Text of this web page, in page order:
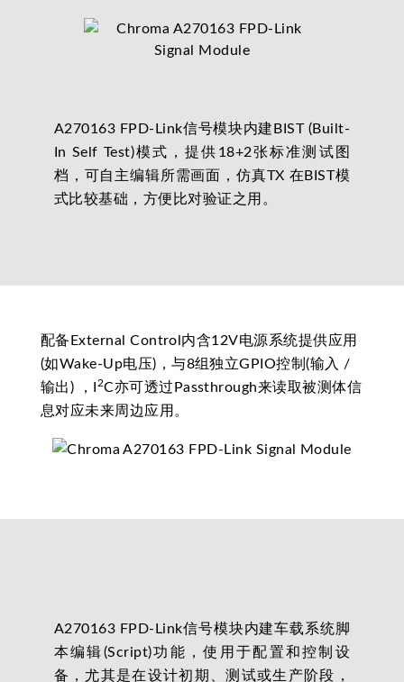
A270163 FPD-Link信号模块内建BIST (Built-
In Self Test)模式，提供18+2张标准测试图
档，可自主编辑所需画面，仿真TX 在BIST模
式比较基础，方便比对验证之用。
配备External Control内含12V电源系统提供应用
(如Wake-Up电压)，与8组独立GPIO控制(输入 /
输出) ，I
2C亦可透过Passthrough来读取被测体信
息对应未来周边应用。
A270163 FPD-Link信号模块内建车载系统脚
本编辑(Script)功能，使用于配置和控制设
备，尤其是在设计初期、测试或生产阶段，